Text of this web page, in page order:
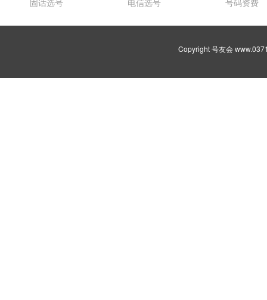
固话选号
电信选号
号码资费
Copyright 号友会